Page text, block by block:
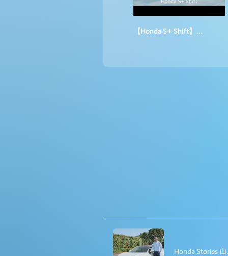
【Honda S+ Shift】WEB MOVIE「新しい世界線」篇 Long ver.
Honda Stories